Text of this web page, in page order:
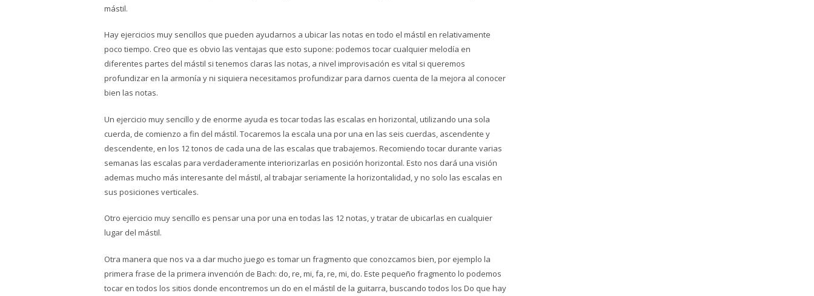
mástil.
Hay ejercicios muy sencillos que pueden ayudarnos a ubicar las notas en todo el mástil en relativamente
poco tiempo. Creo que es obvio las ventajas que esto supone: podemos tocar cualquier melodía en
diferentes partes del mástil si tenemos claras las notas, a nivel improvisación es vital si queremos
profundizar en la armonía y ni siquiera necesitamos profundizar para darnos cuenta de la mejora al conocer
bien las notas.
Un ejercicio muy sencillo y de enorme ayuda es tocar todas las escalas en horizontal, utilizando una sola
cuerda, de comienzo a fin del mástil. Tocaremos la escala una por una en las seis cuerdas, ascendente y
descendente, en los 12 tonos de cada una de las escalas que trabajemos. Recomiendo tocar durante varias
semanas las escalas para verdaderamente interiorizarlas en posición horizontal. Esto nos dará una visión
ademas mucho más interesante del mástil, al trabajar seriamente la horizontalidad, y no solo las escalas en
sus posiciones verticales.
Otro ejercicio muy sencillo es pensar una por una en todas las 12 notas, y tratar de ubicarlas en cualquier
lugar del mástil.
Otra manera que nos va a dar mucho juego es tomar un fragmento que conozcamos bien, por ejemplo la
primera frase de la primera invención de Bach: do, re, mi, fa, re, mi, do. Este pequeño fragmento lo podemos
tocar en todos los sitios donde encontremos un do en el mástil de la guitarra, buscando todos los Do que hay